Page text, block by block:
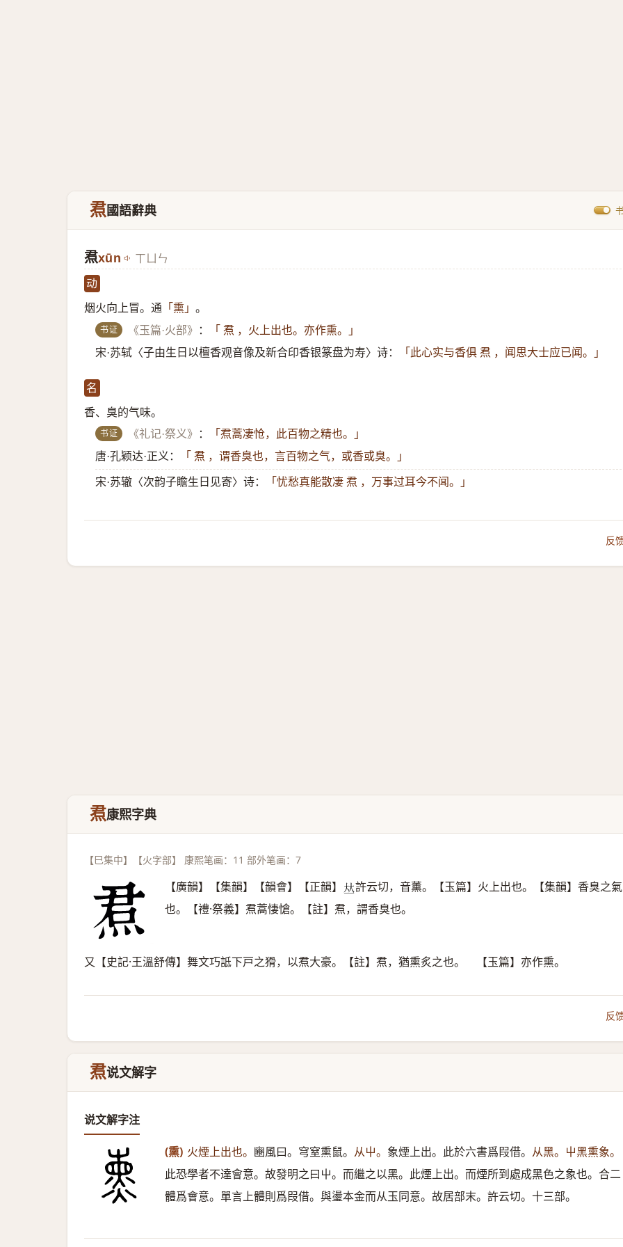
焄國語辭典
焄xūn ㄒㄩㄣ
动
烟火向上冒。通 「熏」 。
书证 《玉篇·火部》 ：
「 焄 ，火上出也。亦作熏。」
宋·苏轼〈子由生日以檀香观音像及新合印香银篆盘为寿〉诗：
「此心实与香俱 焄 ，闻思大士应已闻。」
名
香、臭的气味。
书证 《礼记·祭义》 ：
「焄蒿凄怆，此百物之精也。」
唐·孔颖达·正义：
「 焄 ，谓香臭也，言百物之气，或香或臭。」
宋·苏辙〈次韵子瞻生日见寄〉诗： 「忧愁真能散凄 焄 ，万事过耳今不闻。」
反
焄康熙字典
【巳集中】【火字部】 康熙笔画：11 部外笔画：7
【廣韻】【集韻】【韻會】【正韻】 𠀤許云切，音薰。【玉篇】火上出也。【集韻】香臭之氣
也。【禮·祭義】焄蒿悽愴。【註】焄，謂香臭也。
又【史記·王溫舒傳】舞文巧詆下戸之猾，以焄大豪。【註】焄，猶熏炙之也。 【玉篇】亦作熏。
反
焄说文解字
说文解字注
(熏) 火煙上出也。 豳風曰。穹窒熏鼠。 从屮。 象煙上出。此於六書爲叚借。 从黑。屮黑熏象。
此恐學者不達會意。故發明之曰屮。而繼之以黑。此煙上出。而煙所到處成黑色之象也。合二
體爲會意。單言上體則爲叚借。與璗本金而从玉同意。故居部末。許云切。十三部。